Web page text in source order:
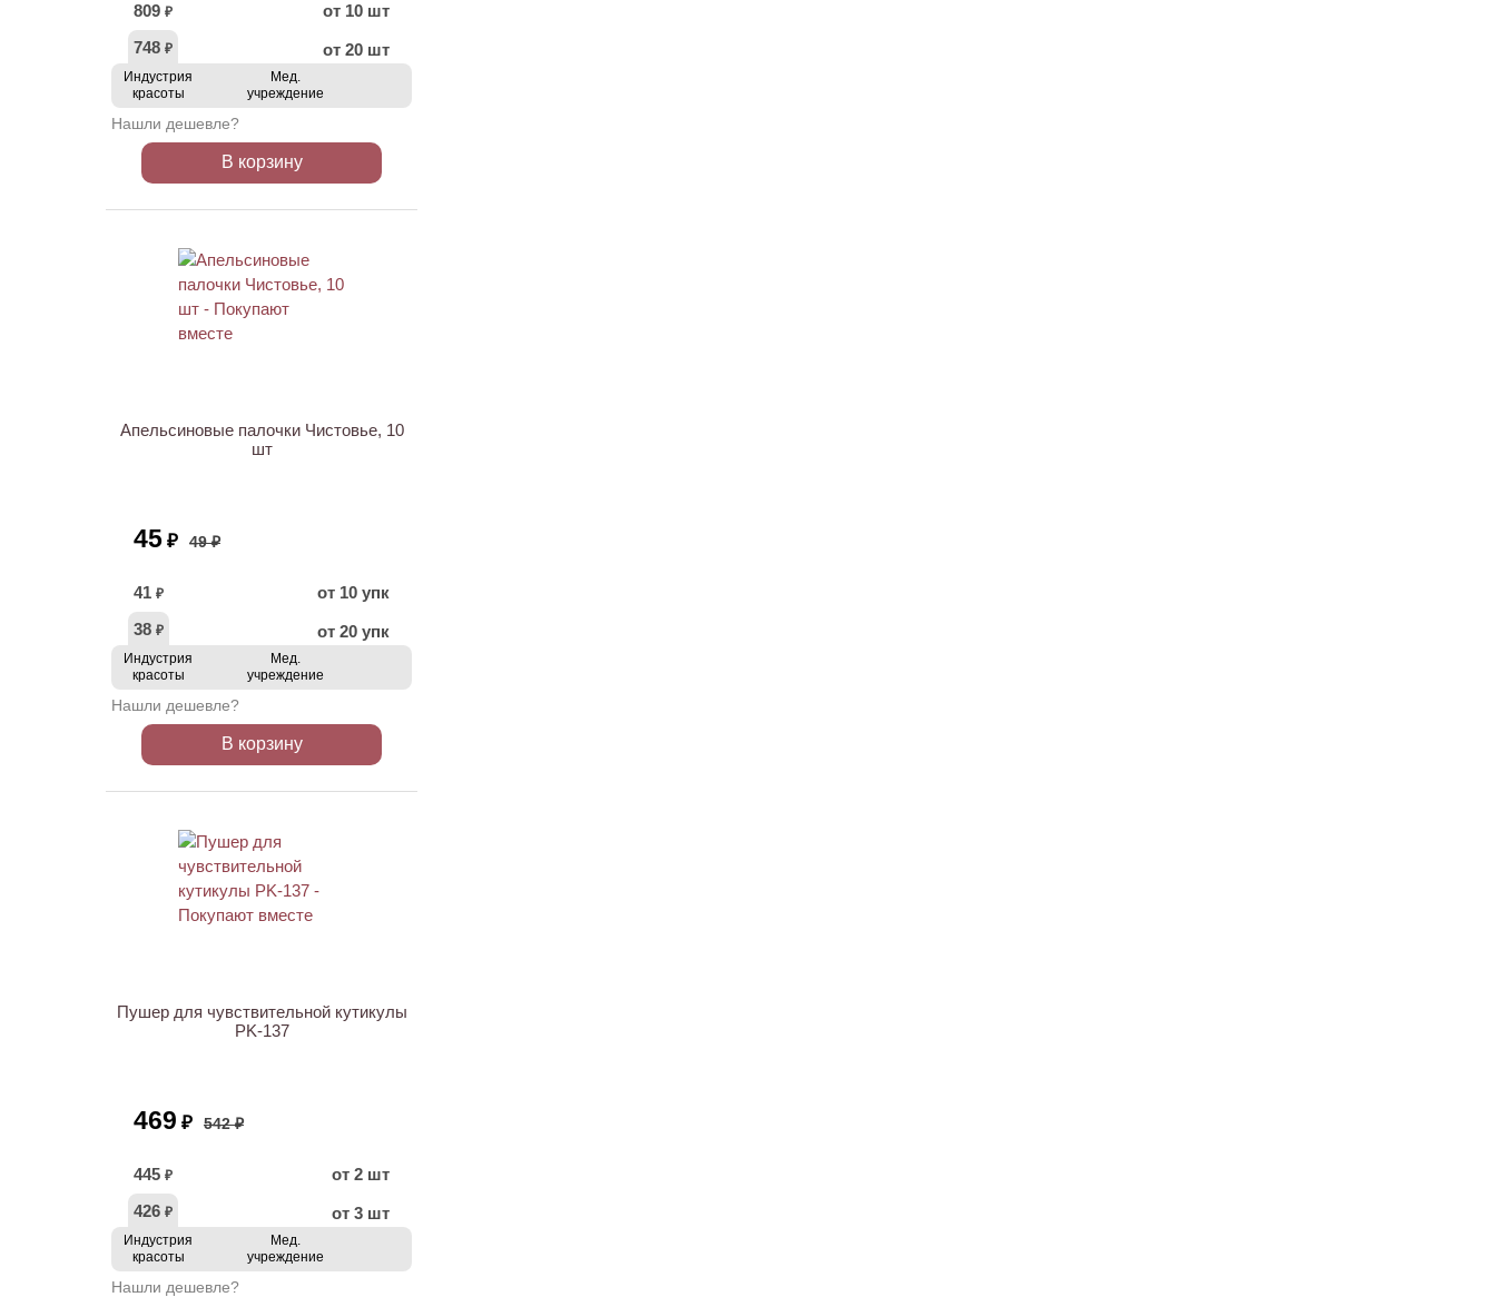
809 ₽
от 10 шт
748 ₽ от 20 шт
Индустрия
красоты
Мед.
учреждение
Нашли дешевле?
В корзину
Апельсиновые палочки Чистовье, 10
шт
45 ₽ 49 ₽
41 ₽
от 10 упк
38 ₽ от 20 упк
Индустрия
красоты
Мед.
учреждение
Нашли дешевле?
В корзину
Пушер для чувствительной кутикулы
PK-137
469 ₽ 542 ₽
445 ₽
от 2 шт
426 ₽ от 3 шт
Индустрия
красоты
Мед.
учреждение
Нашли дешевле?